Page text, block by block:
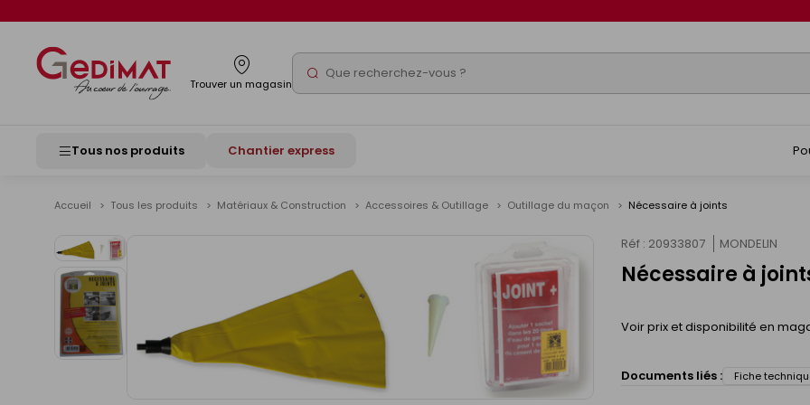
Trouver un magasin Rechercher
Tous nos produits Chantier express
Accueil Tous les produits Matériaux & Construction Accessoires & Outillage Outillage du maçon Nécessaire à joints
Réf : 20933807 MONDELIN
Nécessaire à
Voir prix et disponibilité en
Documents liés : Fiche